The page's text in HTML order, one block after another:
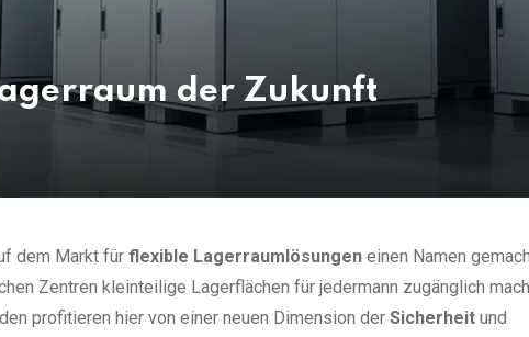
der Zukunft
dem Markt für flexible Lagerraumlösungen einen Namen
Zentren kleinteilige Lagerflächen für jedermann zugänglich
profitieren hier von einer neuen Dimension der Sicherheit und